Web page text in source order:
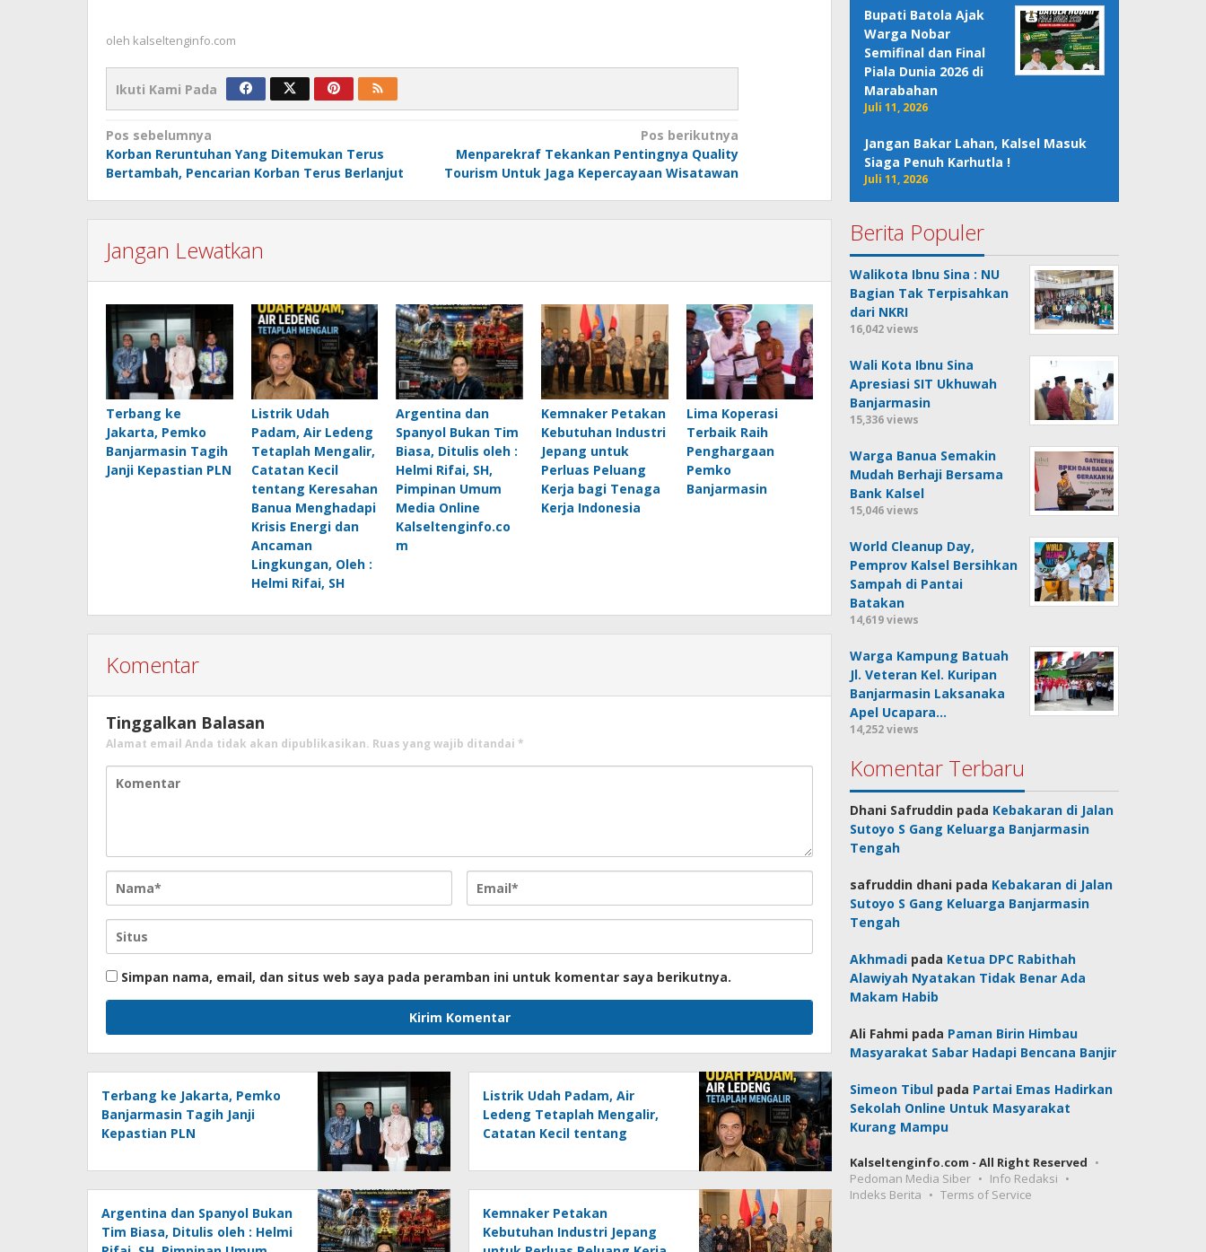
oleh kalseltenginfo.com
Ikuti Kami Pada
Navigasi
pos
Pos sebelumnya
Korban Reruntuhan Yang Ditemukan Terus
Bertambah, Pencarian Korban Terus Berlanjut
Pos berikutnya
Menparekraf Tekankan Pentingnya Quality
Tourism Untuk Jaga Kepercayaan Wisatawan
Jangan Lewatkan
Terbang ke
Jakarta, Pemko
Banjarmasin Tagih
Janji Kepastian PLN
Listrik Udah
Padam, Air Ledeng
Tetaplah Mengalir,
Catatan Kecil
tentang Keresahan
Banua Menghadapi
Krisis Energi dan
Ancaman
Lingkungan, Oleh :
Helmi Rifai, SH
Argentina dan
Spanyol Bukan Tim
Biasa, Ditulis oleh :
Helmi Rifai, SH,
Pimpinan Umum
Media Online
Kalseltenginfo.co
m
Kemnaker Petakan
Kebutuhan Industri
Jepang untuk
Perluas Peluang
Kerja bagi Tenaga
Kerja Indonesia
Lima Koperasi
Terbaik Raih
Penghargaan
Pemko
Banjarmasin
Komentar
Tinggalkan Balasan
Alamat email Anda tidak akan dipublikasikan. Ruas yang wajib ditandai *
Simpan nama, email, dan situs web saya pada peramban ini untuk komentar saya berikutnya.
Terbang ke Jakarta, Pemko
Banjarmasin Tagih Janji
Kepastian PLN
Listrik Udah Padam, Air
Ledeng Tetaplah Mengalir,
Catatan Kecil tentang
Menghadapi Krisis Energi dan
Ancaman Lingkungan, Oleh :
Helmi Rifai, SH
Argentina dan Spanyol Bukan
Tim Biasa, Ditulis oleh : Helmi
Kemnaker Petakan
Kebutuhan Industri Jepang
Bupati Batola Ajak
Warga Nobar
Semifinal dan Final
Piala Dunia 2026 di
Marabahan
Juli 11, 2026
Jangan Bakar Lahan, Kalsel Masuk
Siaga Penuh Karhutla !
Juli 11, 2026
Berita Populer
Walikota Ibnu Sina : NU
Bagian Tak Terpisahkan
dari NKRI
16,042 views
Wali Kota Ibnu Sina
Apresiasi SIT Ukhuwah
Banjarmasin
15,336 views
Warga Banua Semakin
Mudah Berhaji Bersama
Bank Kalsel
15,046 views
World Cleanup Day,
Pemprov Kalsel Bersihkan
Sampah di Pantai
Batakan
14,619 views
Warga Kampung Batuah
Jl. Veteran Kel. Kuripan
Banjarmasin Laksanaka
Apel Ucapara…
14,252 views
Komentar Terbaru
Dhani Safruddin pada Kebakaran di Jalan
Sutoyo S Gang Keluarga Banjarmasin
Tengah
safruddin dhani pada Kebakaran di Jalan
Sutoyo S Gang Keluarga Banjarmasin
Tengah
Akhmadi pada Ketua DPC Rabithah
Alawiyah Nyatakan Tidak Benar Ada
Makam Habib
Ali Fahmi pada Paman Birin Himbau
Masyarakat Sabar Hadapi Bencana Banjir
Simeon Tibul pada Partai Emas Hadirkan
Sekolah Online Untuk Masyarakat
Kurang Mampu
Kalseltenginfo.com - All Right Reserved
Pedoman Media Siber
Info Redaksi
Indeks Berita
Terms of Service